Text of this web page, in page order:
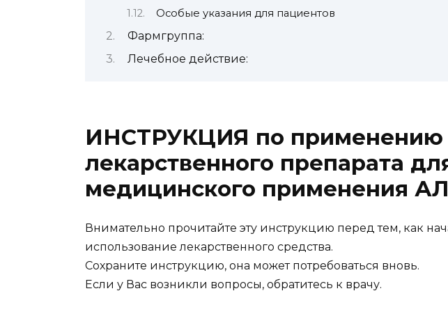
Особые указания для пациентов
Фармгруппа:
Лечебное действие:
ИНСТРУКЦИЯ по применению
лекарственного препарата
медицинского применения
Внимательно прочитайте эту инструкцию перед тем, как
использование лекарственного средства.
Сохраните инструкцию, она может потребоваться вновь.
Если у Вас возникли вопросы, обратитесь к врачу.